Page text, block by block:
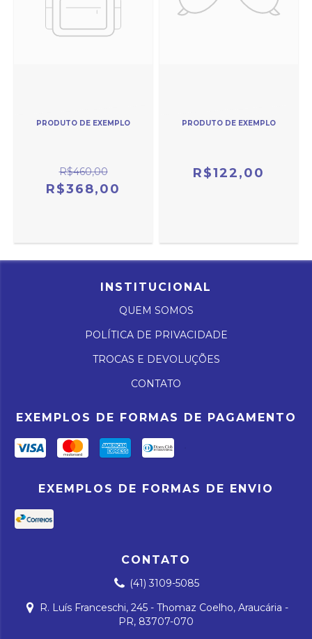
PRODUTO DE EXEMPLO
R$460,00
R$368,00
PRODUTO DE EXEMPLO
R$122,00
INSTITUCIONAL
QUEM SOMOS
POLÍTICA DE PRIVACIDADE
TROCAS E DEVOLUÇÕES
CONTATO
EXEMPLOS DE FORMAS DE PAGAMENTO
EXEMPLOS DE FORMAS DE ENVIO
CONTATO
(41) 3109-5085
R. Luís Franceschi, 245 - Thomaz Coelho, Araucária -
PR, 83707-070